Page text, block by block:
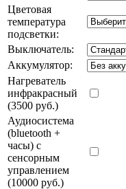
Цветовая
температура
подсветки:
Выключатель:
Аккумулятор:
Нагреватель
инфракрасный
(3500 руб.)
Аудиосистема
(bluetooth +
часы) с
сенсорным
управлением
(10000 руб.)